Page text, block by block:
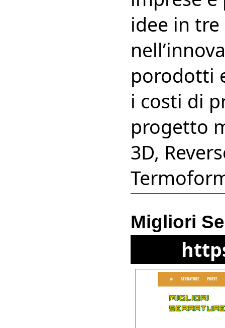
idee in
porodotti
i costi di
progetto
3D,
Migliori